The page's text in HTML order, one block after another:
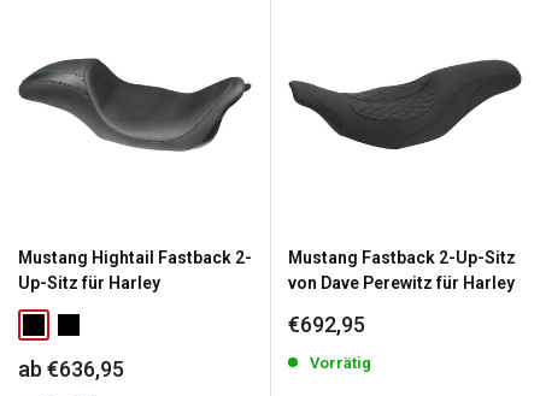
Mustang Hightail Fastback 2-
Up-Sitz für Harley
Sonderpreis
ab €636,95
Mustang Fastback 2-Up-Sitz
von Dave Perewitz für Harley
Sonderpreis
€692,95
Vorrätig